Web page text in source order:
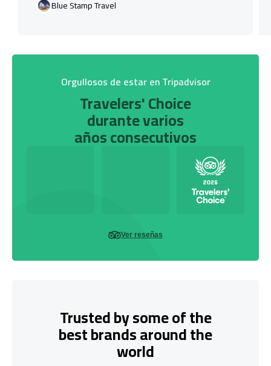
Blue Stamp Travel
Orgullosos de estar en Tripadvisor
Travelers' Choice
durante varios
años consecutivos
Ver reseñas
Trusted by some of the
best brands around the
world